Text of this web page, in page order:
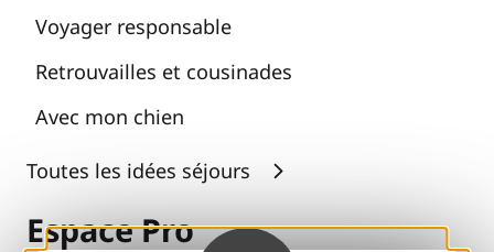
Voyager responsable
Retrouvailles et cousinades
Avec mon chien
Toutes les idées séjours
Espace Pro